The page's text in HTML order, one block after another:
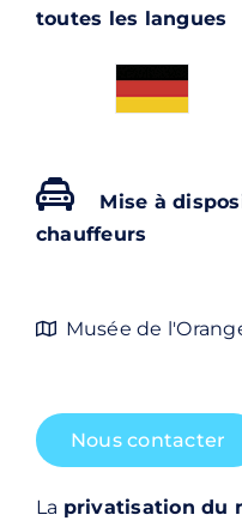
toutes les langues
Mise à
chauffeurs
Musée de
Nous contacter
La privatisation du